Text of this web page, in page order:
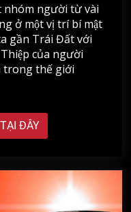
nhóm người từ vài
ở một vị trí bí mật
gần Trái Đất với
của người
trong thế giới
ĐÂY